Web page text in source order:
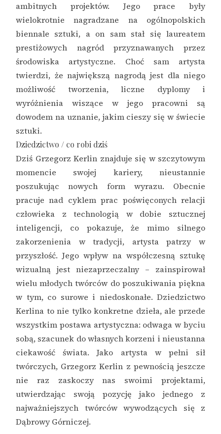
ambitnych projektów. Jego prace były
wielokrotnie nagradzane na ogólnopolskich
biennale sztuki, a on sam stał się laureatem
prestiżowych nagród przyznawanych przez
środowiska artystyczne. Choć sam artysta
twierdzi, że największą nagrodą jest dla niego
możliwość tworzenia, liczne dyplomy i
wyróżnienia wiszące w jego pracowni są
dowodem na uznanie, jakim cieszy się w świecie
sztuki.
Dziedzictwo / co robi dziś
Dziś Grzegorz Kerlin znajduje się w szczytowym
momencie swojej kariery, nieustannie
poszukując nowych form wyrazu. Obecnie
pracuje nad cyklem prac poświęconych relacji
człowieka z technologią w dobie sztucznej
inteligencji, co pokazuje, że mimo silnego
zakorzenienia w tradycji, artysta patrzy w
przyszłość. Jego wpływ na współczesną sztukę
wizualną jest niezaprzeczalny – zainspirował
wielu młodych twórców do poszukiwania piękna
w tym, co surowe i niedoskonałe. Dziedzictwo
Kerlina to nie tylko konkretne dzieła, ale przede
wszystkim postawa artystyczna: odwaga w byciu
sobą, szacunek do własnych korzeni i nieustanna
ciekawość świata. Jako artysta w pełni sił
twórczych, Grzegorz Kerlin z pewnością jeszcze
nie raz zaskoczy nas swoimi projektami,
utwierdzając swoją pozycję jako jednego z
najważniejszych twórców wywodzących się z
Dąbrowy Górniczej.